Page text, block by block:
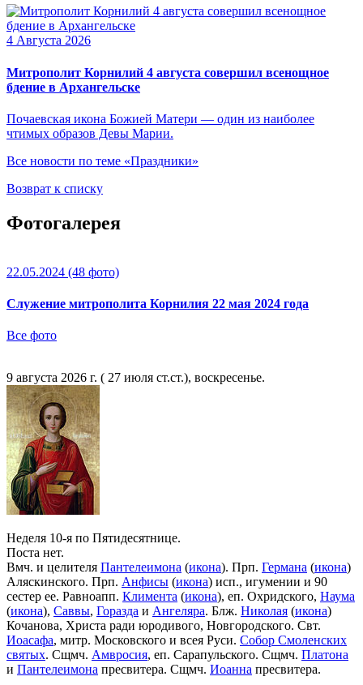
4 Августа 2026
Митрополит Корнилий 4 августа совершил всенощное
бдение в Архангельске
Почаевская икона Божией Матери — один из наиболее
чтимых образов Девы Марии.
Все новости по теме «Праздники»
Возврат к списку
Фотогалерея
22.05.2024 (48 фото)
Служение митрополита Корнилия 22 мая 2024 года
Все фото
9 августа 2026 г. ( 27 июля ст.ст.), воскресенье.
Неделя 10-я по Пятидесятнице.
Поста нет.
Вмч. и целителя Пантелеимона (икона). Прп. Германа (икона)
Аляскинского. Прп. Анфисы (икона) исп., игумении и 90
сестер ее. Равноапп. Климента (икона), еп. Охридского, Наума
(икона), Саввы, Горазда и Ангеляра. Блж. Николая (икона)
Кочанова, Христа ради юродивого, Новгородского. Свт.
Иоасафа, митр. Московского и всея Руси. Собор Смоленских
святых. Сщмч. Амвросия, еп. Сарапульского. Сщмч. Платона
и Пантелеимона пресвитера. Сщмч. Иоанна пресвитера.